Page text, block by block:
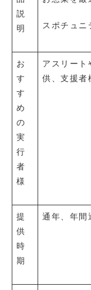
説
明
スポチュニ
お
す
す
め
の
実
行
者
様
アスリート
供、支援者
提
供
時
期
通年、 年間